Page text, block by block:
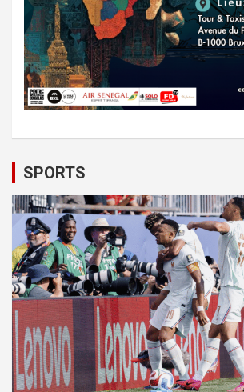
SPORTS